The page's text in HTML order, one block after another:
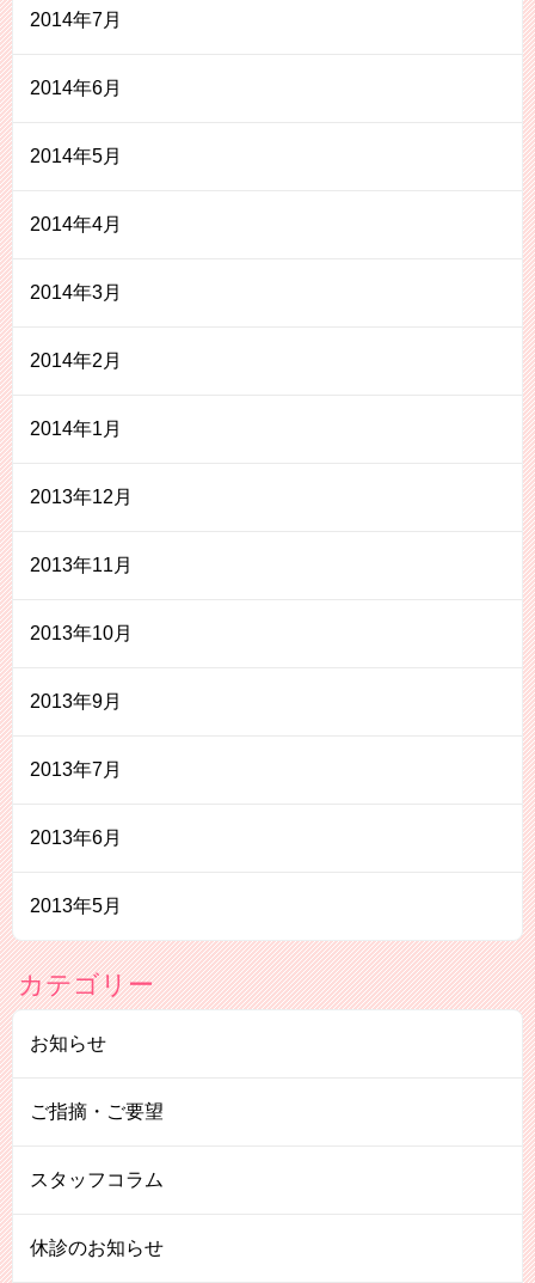
2014年7月
2014年6月
2014年5月
2014年4月
2014年3月
2014年2月
2014年1月
2013年12月
2013年11月
2013年10月
2013年9月
2013年7月
2013年6月
2013年5月
カテゴリー
お知らせ
ご指摘・ご要望
スタッフコラム
休診のお知らせ